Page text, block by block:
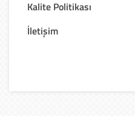
Kalite Politikası
İletişim